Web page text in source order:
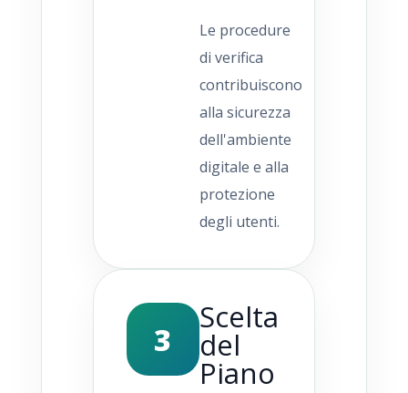
Le procedure
di verifica
contribuiscono
alla sicurezza
dell'ambiente
digitale e alla
protezione
degli utenti.
3
Scelta
del
Piano